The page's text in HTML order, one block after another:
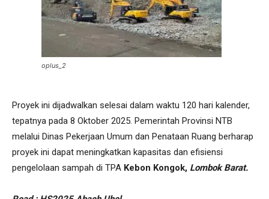
oplus_2
Proyek ini dijadwalkan selesai dalam waktu 120 hari kalender,
tepatnya pada 8 Oktober 2025. Pemerintah Provinsi NTB
melalui Dinas Pekerjaan Umum dan Penataan Ruang berharap
proyek ini dapat meningkatkan kapasitas dan efisiensi
pengelolaan sampah di TPA Kebon Kongok, Lombok Barat.